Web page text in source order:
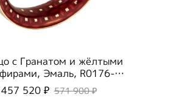
с Гранатом и жёлтыми
Эмаль, R0176-
52/11
457 520 ₽ 571 900 ₽